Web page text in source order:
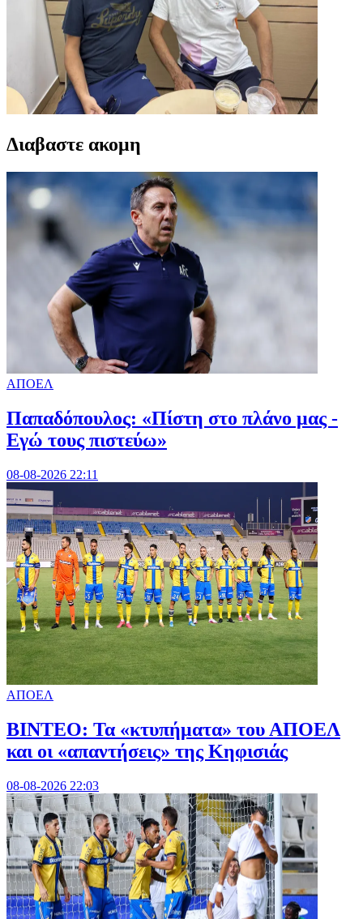
Διαβαστε ακομη
ΑΠΟΕΛ
Παπαδόπουλος: «Πίστη στο πλάνο μας -
Εγώ τους πιστεύω»
08-08-2026 22:11
ΑΠΟΕΛ
ΒΙΝΤΕΟ: Τα «κτυπήματα» του ΑΠΟΕΛ
και οι «απαντήσεις» της Κηφισιάς
08-08-2026 22:03